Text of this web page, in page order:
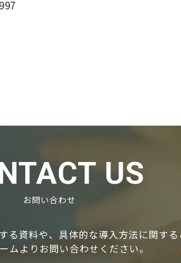
US
お問い合わせ
る資料や、具体的な導⼊⽅法に関す
ムよりお問い合わせください。